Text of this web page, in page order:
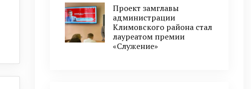
Проект замглавы
администрации
Климовского района стал
лауреатом премии
«Служение»